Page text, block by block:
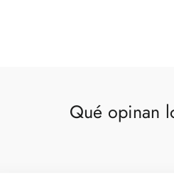
Qué opinan